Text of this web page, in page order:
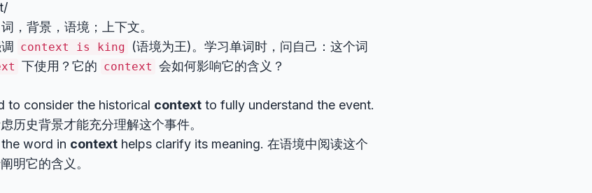
，背景，语境；上下文。
context is king
(语境为王)。学习单词时，问自己：这个词
下使用？它的 context 会如何影响它的含义？
to consider the historical context to fully understand the event.
历史背景才能充分理解这个事件。
word in context helps clarify its meaning. 在语境中阅读这个
明它的含义。